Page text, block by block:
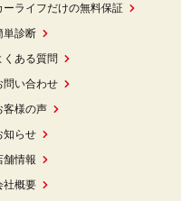
ーライフだけの無料保証
単診断
くある質問
問い合わせ
客様の声
知らせ
舗情報
社概要